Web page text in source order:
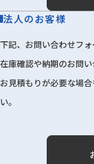
法人のお客様
下記、お問い合わせフォ
在庫確認や納期のお問
お見積もりが必要な場
い。